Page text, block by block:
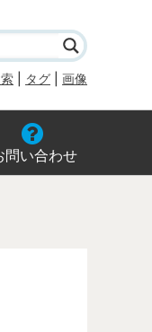
タグ 画像
問い合わせ